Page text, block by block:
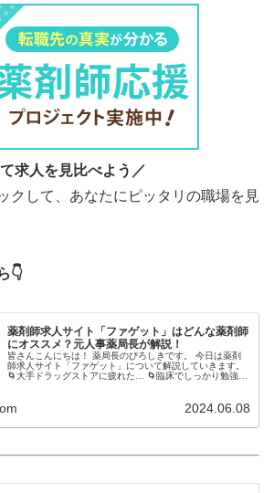
求人を見比べよう／
クして、あなたにピッタリの職場を見
👇
薬剤師求人サイト「ファゲット」はどんな薬剤師
にオススメ？元人事薬局長が解説！
皆さんこんにちは！ 薬局長のぴろしきです。 今日は薬剤
師求人サイト「ファゲット」について解説していきます。
🌀大手ドラッグストアに疲れた… 🌀臨床でしっかり勉強し
2024.06.08